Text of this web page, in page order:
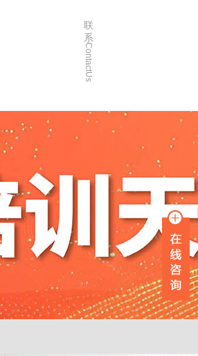
章
通
南
联
系
ContactUs